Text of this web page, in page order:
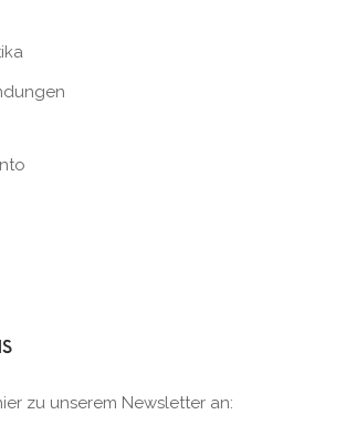
zu unserem Newsletter an: